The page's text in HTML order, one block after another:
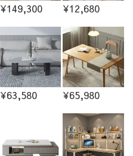
¥149,300 ¥12,680
¥63,580 ¥65,980